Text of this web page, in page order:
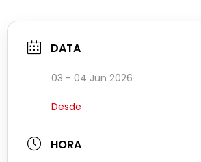
DATA
03 - 04 Jun 2026
Desde
HORA